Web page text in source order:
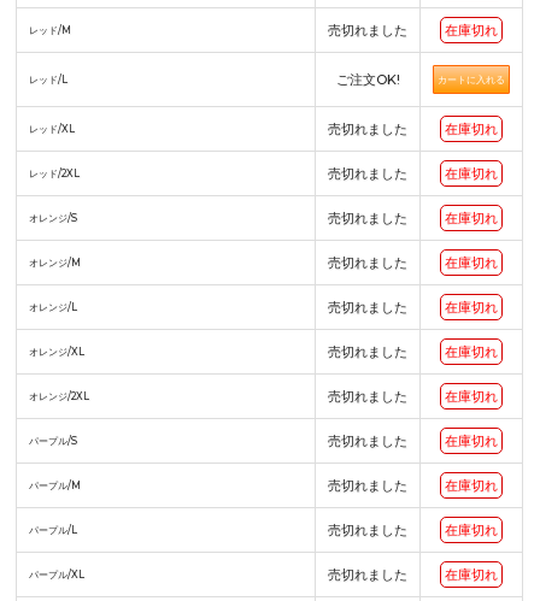
レッド/M 売切れました 在庫切れ
レッド/L ご注文OK!
レッド/XL 売切れました 在庫切れ
レッド/2XL 売切れました 在庫切れ
オレンジ/S 売切れました 在庫切れ
オレンジ/M 売切れました 在庫切れ
オレンジ/L 売切れました 在庫切れ
オレンジ/XL 売切れました 在庫切れ
オレンジ/2XL 売切れました 在庫切れ
パープル/S 売切れました 在庫切れ
パープル/M 売切れました 在庫切れ
パープル/L 売切れました 在庫切れ
パープル/XL 売切れました 在庫切れ